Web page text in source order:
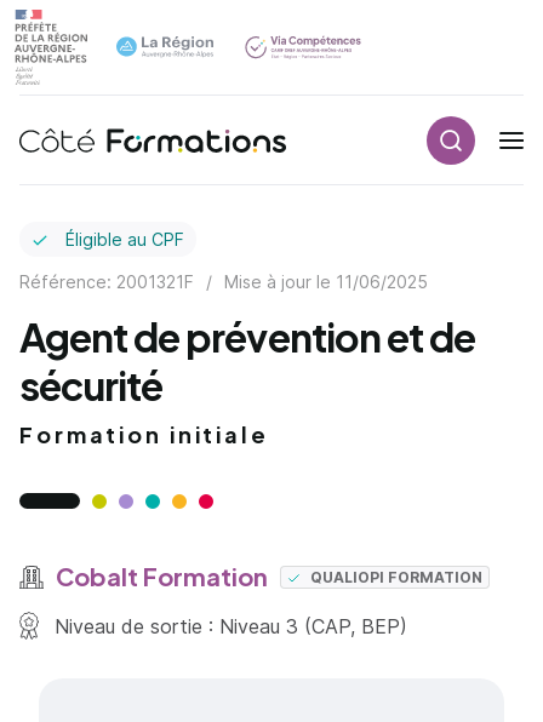
Navigation principale
Éligible au CPF
Référence: 2001321F / Mise à jour le 11/06/2025
Agent de prévention et de
sécurité
Formation initiale
Cobalt Formation QUALIOPI FORMATION
Niveau de sortie : Niveau 3 (CAP, BEP)